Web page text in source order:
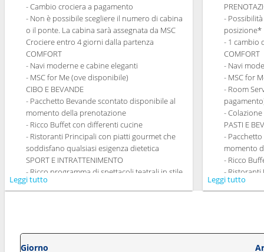
- Cambio crociera a pagamento
- Non è possibile scegliere il numero di cabina
o il ponte. La cabina sarà assegnata da MSC
Crociere entro 4 giorni dalla partenza
COMFORT
- Navi moderne e cabine eleganti
- MSC for Me (ove disponibile)
CIBO E BEVANDE
- Pacchetto Bevande scontato disponibile al
momento della prenotazione
- Ricco Buffet con differenti cucine
- Ristoranti Principali con piatti gourmet che
soddisfano qualsiasi esigenza dietetica
SPORT E INTRATTENIMENTO
- Ricco programma di spettacoli teatrali in stile
Broadway
panoramica
- Attività di intrattenimento per adulti e
Leggi tutto
-
posizione*
- 1 cambio
COMFORT
- Navi
- MSC for
- Room
-
PASTI E
-
momento
- Ricco
-
-
Tematici
SPORT E
Leggi tutto
Giorno